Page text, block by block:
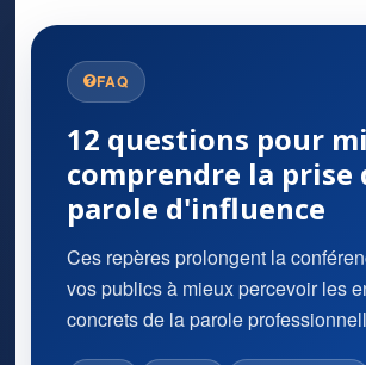
FAQ
12 questions pour
comprendre la prise
parole d'influence
Ces repères prolongent la
vos publics à mieux percevoir les
concrets de la parole